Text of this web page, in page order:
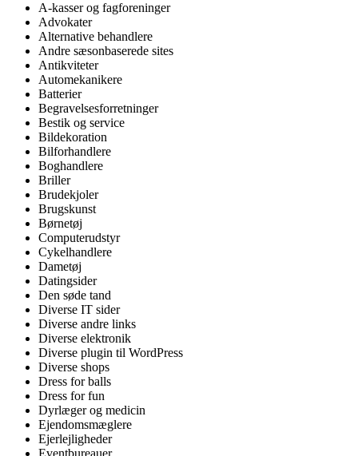
A-kasser og fagforeninger
Advokater
Alternative behandlere
Andre sæsonbaserede sites
Antikviteter
Automekanikere
Batterier
Begravelsesforretninger
Bestik og service
Bildekoration
Bilforhandlere
Boghandlere
Briller
Brudekjoler
Brugskunst
Børnetøj
Computerudstyr
Cykelhandlere
Dametøj
Datingsider
Den søde tand
Diverse IT sider
Diverse andre links
Diverse elektronik
Diverse plugin til WordPress
Diverse shops
Dress for balls
Dress for fun
Dyrlæger og medicin
Ejendomsmæglere
Ejerlejligheder
Eventbureauer